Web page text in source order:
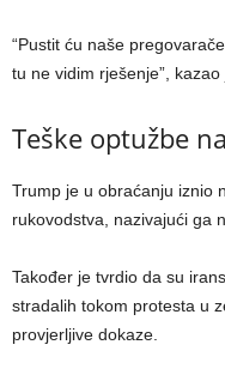
“Pustit ću naše
tu ne vidim rješenje”, kazao
Teške optužbe
Trump je u obraćanju iznio
rukovodstva, nazivajući ga
Također je tvrdio da su
stradalih tokom protesta u
provjerljive dokaze.